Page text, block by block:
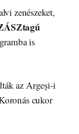
zenészeket,
is
az Argeși-i
cukor